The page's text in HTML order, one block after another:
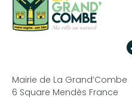
Mairie de La Grand’Combe
6 Square Mendès France